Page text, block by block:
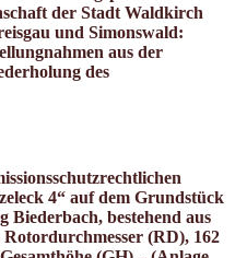
der Stadt Waldkirch
und Simonswald:
aus der
des
4“ auf dem Grundstück
bestehend aus
(RD), 162